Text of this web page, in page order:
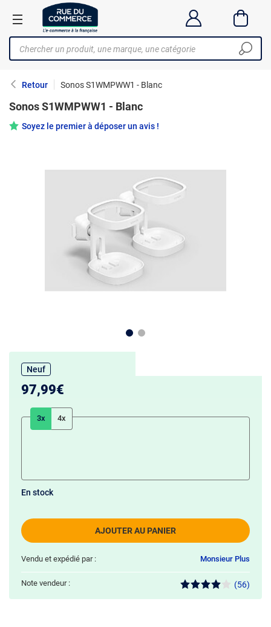
Retour Sonos S1WMPWW1 - Blanc
Sonos S1WMPWW1 - Blanc
Soyez le premier à déposer un avis !
Neuf
97,99€
3x 4x
AJOUTER AU PANIER
En stock
Vendu et expédié par : Monsieur Plus
Note vendeur : (56)